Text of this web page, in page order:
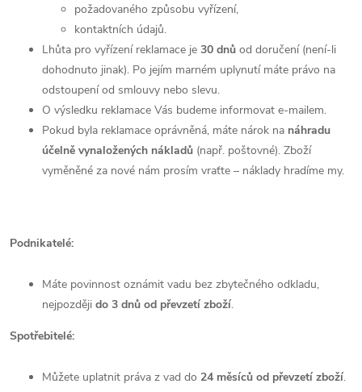
požadovaného způsobu vyřízení,
kontaktních údajů.
Lhůta pro vyřízení reklamace je 30 dnů od doručení (není-li
dohodnuto jinak). Po jejím marném uplynutí máte právo na
odstoupení od smlouvy nebo slevu.
O výsledku reklamace Vás budeme informovat e-mailem.
Pokud byla reklamace oprávněná, máte nárok na náhradu
účelně vynaložených nákladů (např. poštovné). Zboží
vyměněné za nové nám prosím vraťte – náklady hradíme my.
Podnikatelé:
Máte povinnost oznámit vadu bez zbytečného odkladu,
nejpozději do 3 dnů od převzetí zboží.
Spotřebitelé:
Můžete uplatnit práva z vad do 24 měsíců od převzetí zboží.